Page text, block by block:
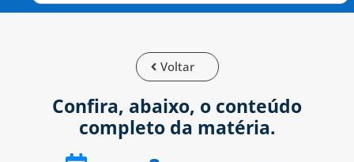
Voltar
Confira, abaixo, o conteúdo
completo da matéria.